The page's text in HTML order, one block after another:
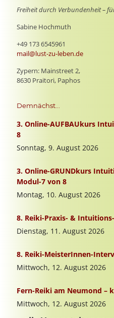
Freiheit durch Verbundenheit –
Sabine Hochmuth
+49 173 6545961
mail@lust-zu-leben.de
Zypern: Mainstreet 2,
8630 Praitori, Paphos
Demnächst...